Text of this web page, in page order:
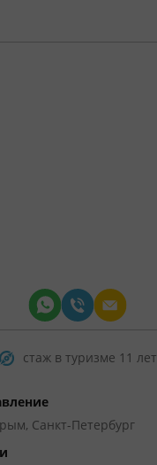
стаж в туризме 11 лет
Санкт-Петербург